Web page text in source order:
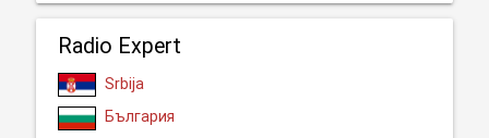
Radio Expert
Srbija
България